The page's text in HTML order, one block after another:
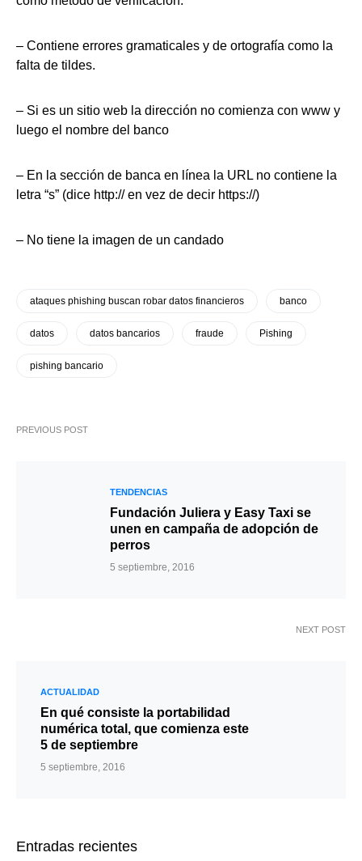
– Contiene errores gramaticales y de ortografía como la
falta de tildes.
– Si es un sitio web la dirección no comienza con www y
luego el nombre del banco
– En la sección de banca en línea la URL no contiene la
letra “s” (dice http:// en vez de decir https://)
– No tiene la imagen de un candado
ataques phishing buscan robar datos financieros banco
datos datos bancarios fraude Pishing
pishing bancario
PREVIOUS POST
TENDENCIAS
Fundación Juliera y Easy Taxi se
unen en campaña de adopción de
perros
5 septiembre, 2016
NEXT POST
ACTUALIDAD
En qué consiste la portabilidad
numérica total, que comienza este
5 de septiembre
5 septiembre, 2016
Entradas recientes